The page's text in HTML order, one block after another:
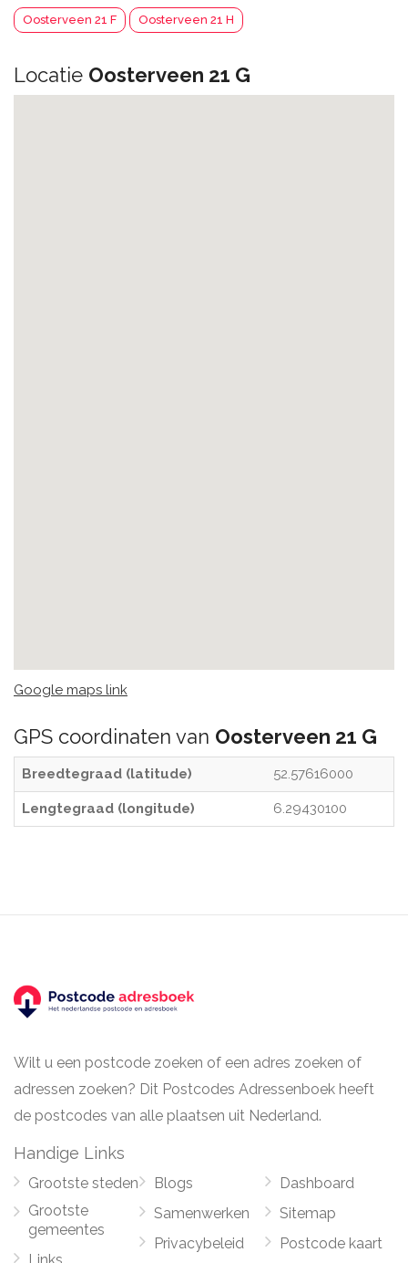
Oosterveen 21 F Oosterveen 21 H
Locatie Oosterveen 21 G
Google maps link
GPS coordinaten van Oosterveen 21 G
Breedtegraad (latitude) 52.57616000
Lengtegraad (longitude) 6.29430100
Wilt u een postcode zoeken of een adres zoeken of
adressen zoeken? Dit Postcodes Adressenboek heeft
de postcodes van alle plaatsen uit Nederland.
Handige Links
Grootste steden
Grootste
gemeentes
Blogs
Samenwerken
Privacybeleid
Dashboard
Sitemap
Postcode kaart